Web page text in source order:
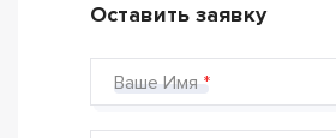
Оставить заявку
Ваше Имя